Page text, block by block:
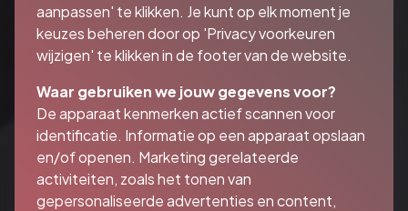
aanpassen' te klikken. Je kunt op elk moment je
keuzes beheren door op 'Privacy voorkeuren
wijzigen' te klikken in de footer van de website.
Waar gebruiken we jouw gegevens voor?
De apparaat kenmerken actief scannen voor
identificatie. Informatie op een apparaat opslaan
en/of openen. Marketing gerelateerde
activiteiten, zoals het tonen van
gepersonaliseerde advertenties en content,